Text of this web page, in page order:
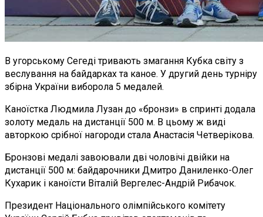
В угорському Сегеді тривають змагання Кубка світу з
веслування на байдарках та каное. У другий день турніру
збірна України виборола 5 медалей.
Каноїстка Людмила Лузан до «бронзи» в спринті додала
золоту медаль на дистанції 500 м. В цьому ж виді
авторкою срібної нагороди стала Анастасія Четверікова.
Бронзові медалі завоювали дві чоловічі двійки на
дистанції 500 м: байдарочники Дмитро Даниленко-Олег
Кухарик і каноїсти Віталій Вергелес-Андрій Рибачок.
Президент Національного олімпійського комітету